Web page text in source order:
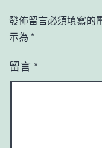
發佈留言必須填寫的
示為 *
留言 *